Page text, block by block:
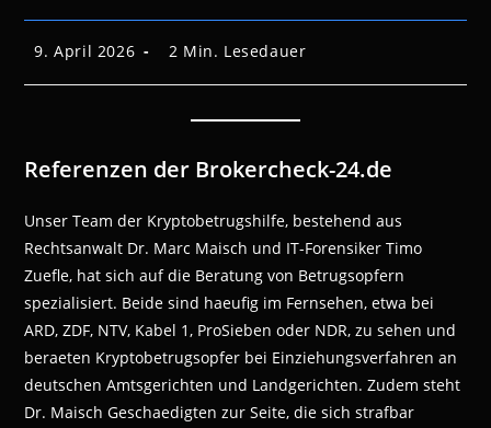
Beitrag
9. April 2026 Lesedauer:
2 Min. Lesedauer
Referenzen der Brokercheck-24.de
Unser Team der Kryptobetrugshilfe, bestehend aus
Rechtsanwalt Dr. Marc Maisch und IT-Forensiker Timo
Zuefle, hat sich auf die Beratung von Betrugsopfern
spezialisiert. Beide sind haeufig im Fernsehen, etwa bei
ARD, ZDF, NTV, Kabel 1, ProSieben oder NDR, zu sehen und
beraeten Kryptobetrugsopfer bei Einziehungsverfahren an
deutschen Amtsgerichten und Landgerichten. Zudem steht
Dr. Maisch Geschaedigten zur Seite, die sich strafbar